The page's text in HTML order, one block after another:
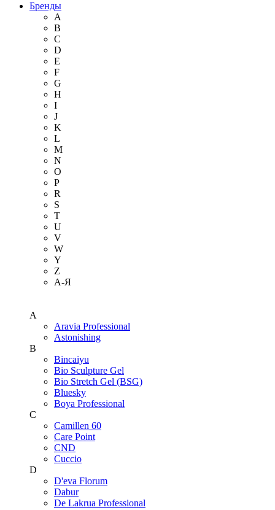
Бренды
A
B
C
D
E
F
G
H
I
J
K
L
M
N
O
P
R
S
T
U
V
W
Y
Z
А-Я
A
Aravia Professional
Astonishing
B
Bincaiyu
Bio Sculpture Gel
Bio Stretch Gel (BSG)
Bluesky
Boya Professional
C
Camillen 60
Care Point
CND
Cuccio
D
D'eva Florum
Dabur
De Lakrua Professional